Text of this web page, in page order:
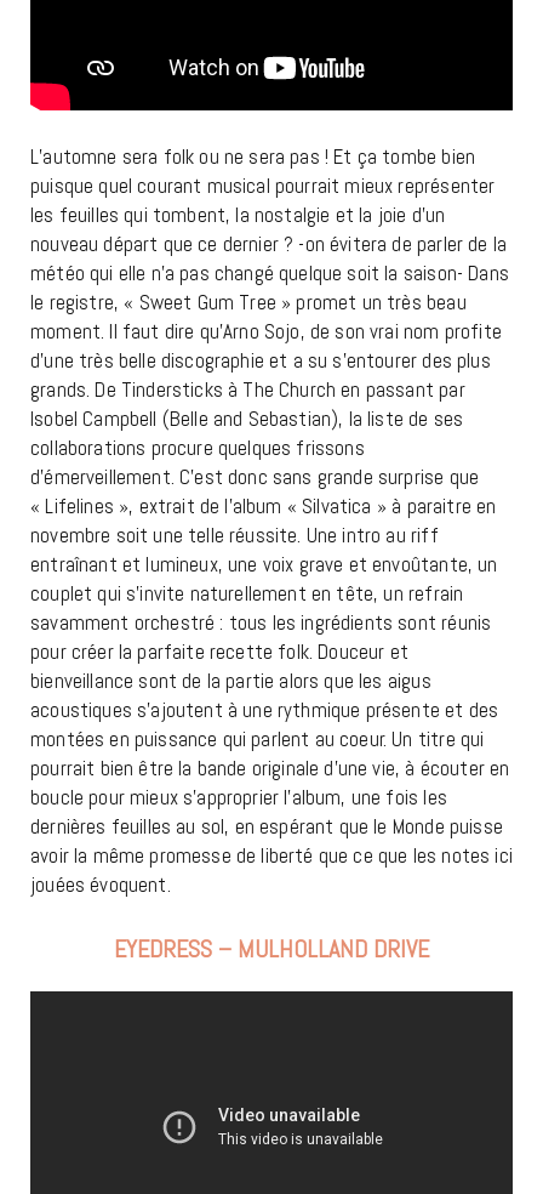
L’automne sera folk ou ne sera pas ! Et ça tombe bien
puisque quel courant musical pourrait mieux représenter
les feuilles qui tombent, la nostalgie et la joie d’un
nouveau départ que ce dernier ? -on évitera de parler de la
météo qui elle n’a pas changé quelque soit la saison- Dans
le registre, « Sweet Gum Tree » promet un très beau
moment. Il faut dire qu’Arno Sojo, de son vrai nom profite
d’une très belle discographie et a su s’entourer des plus
grands. De Tindersticks à The Church en passant par
Isobel Campbell (Belle and Sebastian), la liste de ses
collaborations procure quelques frissons
d’émerveillement. C’est donc sans grande surprise que
« Lifelines », extrait de l’album « Silvatica » à paraitre en
novembre soit une telle réussite. Une intro au riff
entraînant et lumineux, une voix grave et envoûtante, un
couplet qui s’invite naturellement en tête, un refrain
savamment orchestré : tous les ingrédients sont réunis
pour créer la parfaite recette folk. Douceur et
bienveillance sont de la partie alors que les aigus
acoustiques s’ajoutent à une rythmique présente et des
montées en puissance qui parlent au coeur. Un titre qui
pourrait bien être la bande originale d’une vie, à écouter en
boucle pour mieux s’approprier l’album, une fois les
dernières feuilles au sol, en espérant que le Monde puisse
avoir la même promesse de liberté que ce que les notes ici
jouées évoquent.
EYEDRESS – MULHOLLAND DRIVE